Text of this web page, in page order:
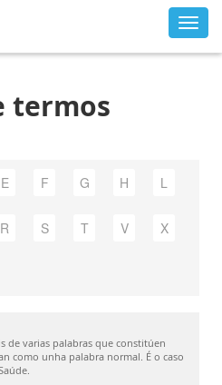
termos
E F G H L
R S T V X
de varias palabras que constitúen
como unha palabra normal. É o caso